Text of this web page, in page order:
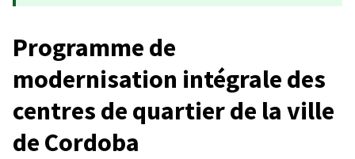
Programme de
modernisation intégrale des
centres de quartier de la ville
de Cordoba